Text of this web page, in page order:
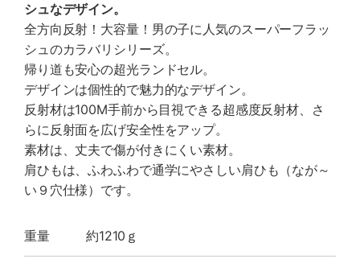
シュなデザイン。
全方向反射！大容量！男の子に人気のスーパーフラッ
シュのカラバリシリーズ。
帰り道も安心の超光ランドセル。
デザインは個性的で魅力的なデザイン。
反射材は100M手前から目視できる超感度反射材、さ
らに反射面を広げ安全性をアップ。
素材は、丈夫で傷が付きにくい素材。
肩ひもは、ふわふわで通学にやさしい肩ひも（なが～
い９穴仕様）です。
重量 約1210ｇ